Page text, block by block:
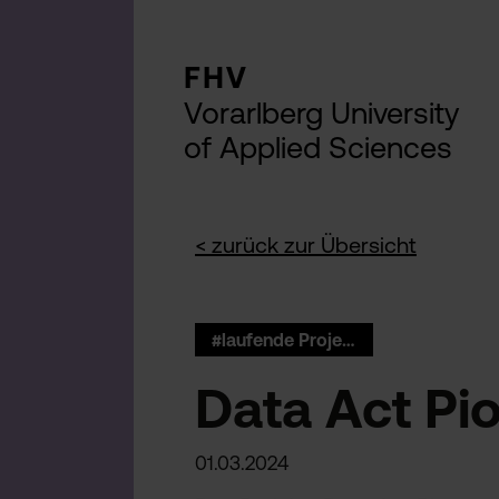
FHV
Vorarlberg University
of Applied Sciences
< zurück zur Übersicht
#laufende Projekte BI
Data Act
01.03.2024